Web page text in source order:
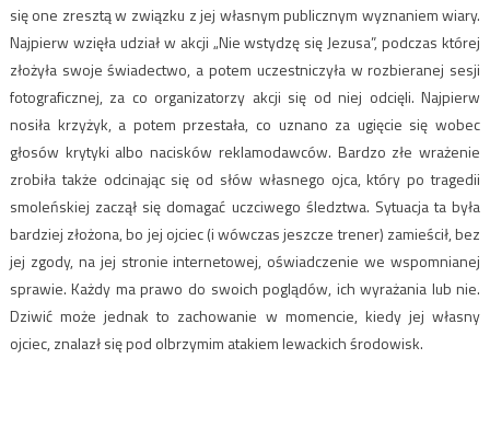
się one zresztą w związku z jej własnym publicznym wyznaniem wiary.
Najpierw wzięła udział w akcji „Nie wstydzę się Jezusa”, podczas której
złożyła swoje świadectwo, a potem uczestniczyła w rozbieranej sesji
fotograficznej, za co organizatorzy akcji się od niej odcięli. Najpierw
nosiła krzyżyk, a potem przestała, co uznano za ugięcie się wobec
głosów krytyki albo nacisków reklamodawców. Bardzo złe wrażenie
zrobiła także odcinając się od słów własnego ojca, który po tragedii
smoleńskiej zaczął się domagać uczciwego śledztwa. Sytuacja ta była
bardziej złożona, bo jej ojciec (i wówczas jeszcze trener) zamieścił, bez
jej zgody, na jej stronie internetowej, oświadczenie we wspomnianej
sprawie. Każdy ma prawo do swoich poglądów, ich wyrażania lub nie.
Dziwić może jednak to zachowanie w momencie, kiedy jej własny
ojciec, znalazł się pod olbrzymim atakiem lewackich środowisk.